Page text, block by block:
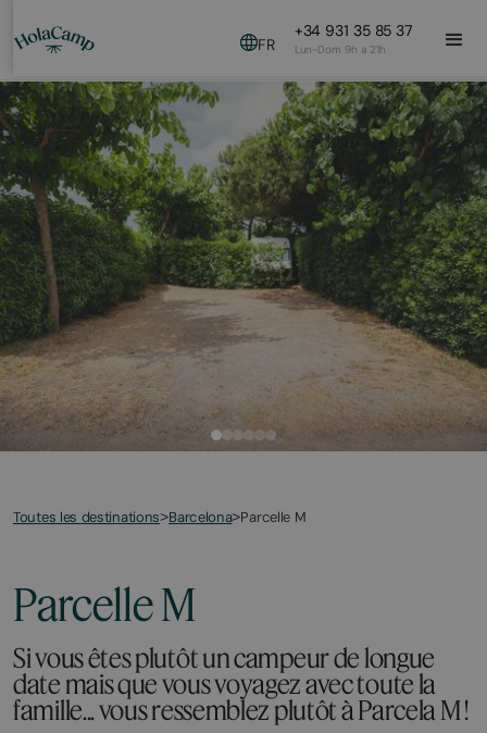
FR
+34 931 35 85 37
Lun-Dom 9h a 21h
Toutes les destinations>Barcelona>Parcelle M
Parcelle M
Si vous êtes plutôt un campeur de longue
date mais que vous voyagez avec toute la
famille... vous ressemblez plutôt à Parcela M !